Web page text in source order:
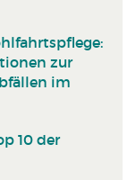
zur
im
10 der